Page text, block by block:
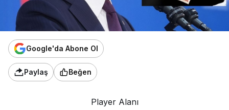
Google'da Abone Ol
Paylaş Beğen
Player Alanı